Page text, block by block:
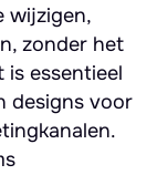
wijzigen,
zonder het
essentieel
designs voor